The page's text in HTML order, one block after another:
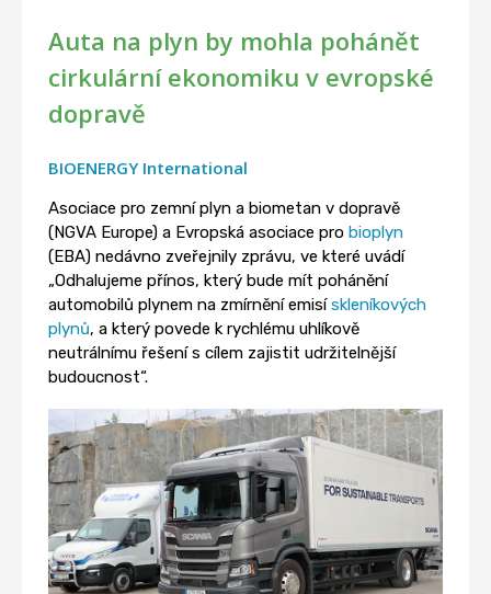
Auta na plyn by mohla pohánět
cirkulární ekonomiku v evropské
dopravě
BIOENERGY International
Asociace pro zemní plyn a biometan v dopravě
(NGVA Europe) a Evropská asociace probioplyn
(EBA) nedávno zveřejnily zprávu, ve které uvádí
„Odhalujeme přínos, který bude mít pohánění
automobilů plynem na zmírnění emisískleníkových
plynů, a který povede k rychlému uhlíkově
neutrálnímu řešení s cílem zajistit udržitelnější
budoucnost“.